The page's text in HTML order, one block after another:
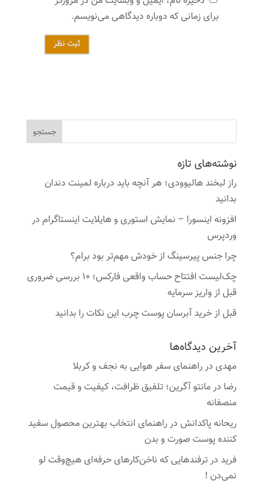
برای زمانی که دوباره دیدگاهی می‌نویسم.
ثبت نظر
نوشته‌های تازه
راز لبخند هالیوودی؛ هر آنچه باید درباره لمینت دندان
بدانید
افزونه اینسورا – نمایش استوری و هایلایت اینستاگرام در
وردپرس
چرا جنس پیرسینگ از خودش مهم‌تر بود برام؟
چک‌لیست افتتاح حساب واقعی فارکس؛ ۱۰ بررسی ضروری
قبل از واریز سرمایه
قبل از خرید آبرسان پوست چرب این نکات را بدانید
آخرین دیدگاه‌ها
مهدیدرراهنمای سفر هوایی به نجف و کربلا
رضا درمانتو آگرین؛ تلفیق ظرافت، کیفیت و قیمت
منصفانه
ریحانه پاکدانشدرراهنمای انتخاب بهترین محصول سفید
کننده پوست صورت و بدن
فریددرترفندهایی که ناخن‌کارهای حرفه‌ای هیچ‌وقت لو
نمی‌دن !